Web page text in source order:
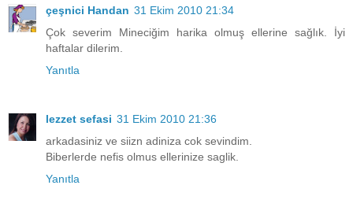
çeşnici Handan 31 Ekim 2010 21:34
Çok severim Mineciğim harika olmuş ellerine sağlık. İyi
haftalar dilerim.
Yanıtla
lezzet sefasi 31 Ekim 2010 21:36
arkadasiniz ve siizn adiniza cok sevindim.
Biberlerde nefis olmus ellerinize saglik.
Yanıtla